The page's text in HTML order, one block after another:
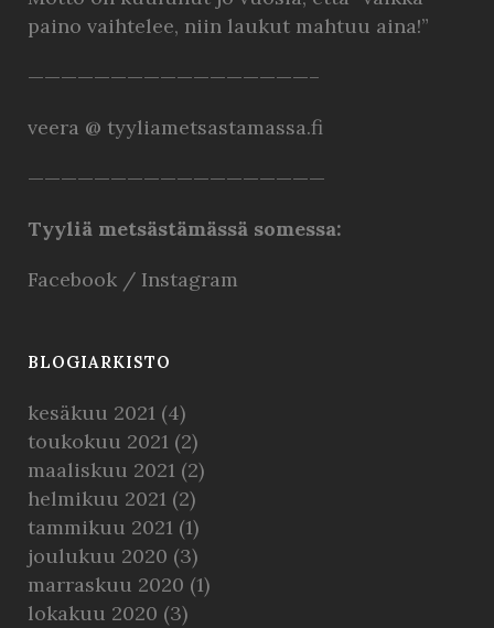
paino vaihtelee, niin laukut mahtuu aina!”
—————————————————–
veera @ tyyliametsastamassa.fi
——————————————————
Tyyliä metsästämässä somessa:
Facebook / Instagram
BLOGIARKISTO
kesäkuu 2021 (4)
toukokuu 2021 (2)
maaliskuu 2021 (2)
helmikuu 2021 (2)
tammikuu 2021 (1)
joulukuu 2020 (3)
marraskuu 2020 (1)
lokakuu 2020 (3)